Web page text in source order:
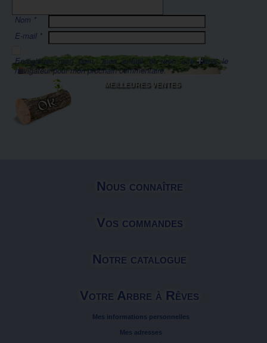
Nom *
E-mail *
Enregistrer mon nom, mon e-mail et mon site dans le
navigateur pour mon prochain commentaire.
MEILLEURES VENTES
Nous connaître
Vos commandes
Notre catalogue
Votre Arbre à Rêves
Mes informations personnelles
Mes adresses